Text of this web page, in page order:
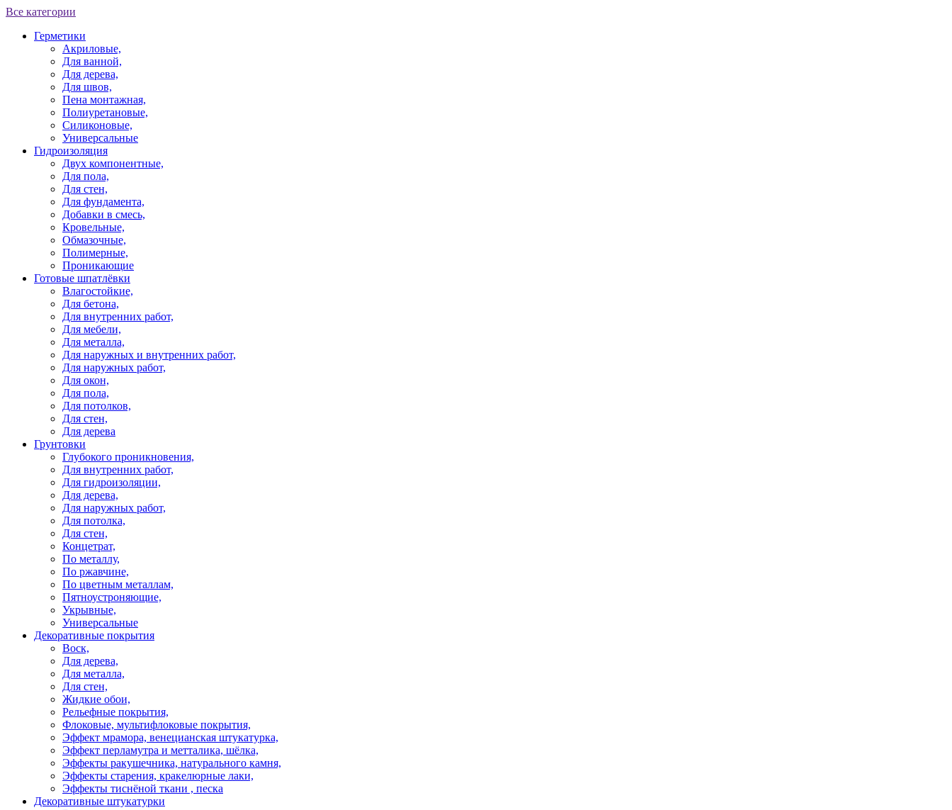
Все категории
Герметики
Акриловые,
Для ванной,
Для дерева,
Для швов,
Пена монтажная,
Полиуретановые,
Силиконовые,
Универсальные
Гидроизоляция
Двух компонентные,
Для пола,
Для стен,
Для фундамента,
Добавки в смесь,
Кровельные,
Обмазочные,
Полимерные,
Проникающие
Готовые шпатлёвки
Влагостойкие,
Для бетона,
Для внутренних работ,
Для мебели,
Для металла,
Для наружных и внутренних работ,
Для наружных работ,
Для окон,
Для пола,
Для потолков,
Для стен,
Для дерева
Грунтовки
Глубокого проникновения,
Для внутренних работ,
Для гидроизоляции,
Для дерева,
Для наружных работ,
Для потолка,
Для стен,
Концетрат,
По металлу,
По ржавчине,
По цветным металлам,
Пятноустроняющие,
Укрывные,
Универсальные
Декоративные покрытия
Воск,
Для дерева,
Для металла,
Для стен,
Жидкие обои,
Рельефные покрытия,
Флоковые, мультифлоковые покрытия,
Эффект мрамора, венецианская штукатурка,
Эффект перламутра и метталика, шёлка,
Эффекты ракушечника, натурального камня,
Эффекты старения, кракелюрные лаки,
Эффекты тиснёной ткани , песка
Декоративные штукатурки